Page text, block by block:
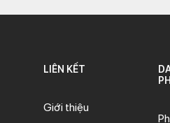
LIÊN KẾT
Giới thiệu